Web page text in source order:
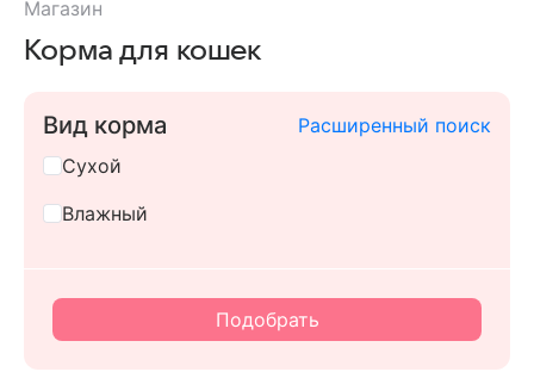
Магазин
Корма для кошек
Расширенный поиск
Вид корма
Сухой
Влажный
Подобрать